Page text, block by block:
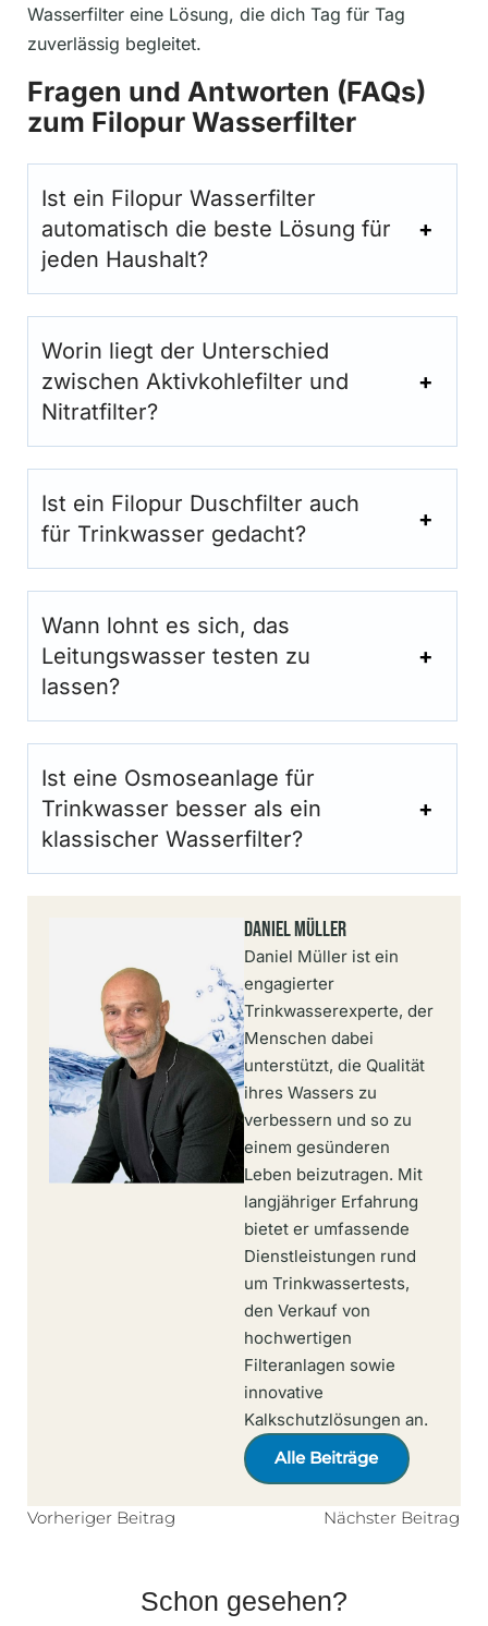
Wasserfilter eine Lösung, die dich Tag für Tag
zuverlässig begleitet.
Fragen und Antworten (FAQs)
zum Filopur Wasserfilter
Ist ein Filopur Wasserfilter
automatisch die beste Lösung für
jeden Haushalt?
Worin liegt der Unterschied
zwischen Aktivkohlefilter und
Nitratfilter?
Ist ein Filopur Duschfilter auch
für Trinkwasser gedacht?
Wann lohnt es sich, das
Leitungswasser testen zu
lassen?
Ist eine Osmoseanlage für
Trinkwasser besser als ein
klassischer Wasserfilter?
Daniel Müller
Daniel Müller ist ein
engagierter
Trinkwasserexperte, der
Menschen dabei
unterstützt, die Qualität
ihres Wassers zu
verbessern und so zu
einem gesünderen
Leben beizutragen. Mit
langjähriger Erfahrung
bietet er umfassende
Dienstleistungen rund
um Trinkwassertests,
den Verkauf von
hochwertigen
Filteranlagen sowie
innovative
Kalkschutzlösungen an.
Alle Beiträge
Vorheriger Beitrag Nächster Beitrag
Schon gesehen?